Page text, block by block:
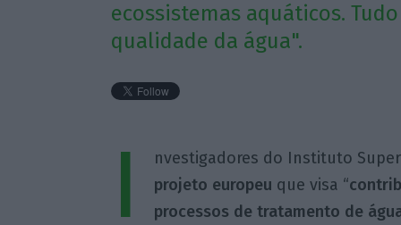
ecossistemas aquáticos.
qualidade da água".
I nvestigadores do Instituto
projeto europeu que visa “
processos de tratamento de